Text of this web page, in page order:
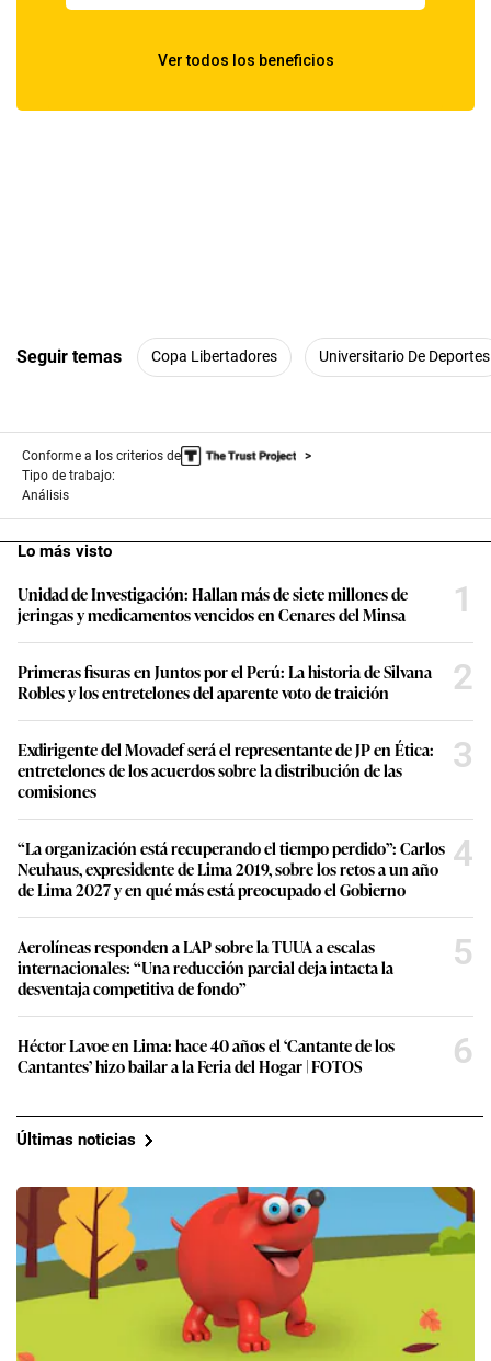
Seguir temas Copa Libertadores Universitario De Deportes
Conforme a los criterios de
Tipo de trabajo:
Análisis
Lo más visto
Unidad de Investigación: Hallan más de siete millones de
jeringas y medicamentos vencidos en Cenares del Minsa
1
Primeras fisuras en Juntos por el Perú: La historia de Silvana
Robles y los entretelones del aparente voto de traición
2
Exdirigente del Movadef será el representante de JP en Ética:
entretelones de los acuerdos sobre la distribución de las
comisiones
3
“La organización está recuperando el tiempo perdido”: Carlos
Neuhaus, expresidente de Lima 2019, sobre los retos a un año
de Lima 2027 y en qué más está preocupado el Gobierno
4
Aerolíneas responden a LAP sobre la TUUA a escalas
internacionales: “Una reducción parcial deja intacta la
desventaja competitiva de fondo”
5
Héctor Lavoe en Lima: hace 40 años el ‘Cantante de los
Cantantes’ hizo bailar a la Feria del Hogar | FOTOS
6
Últimas noticias